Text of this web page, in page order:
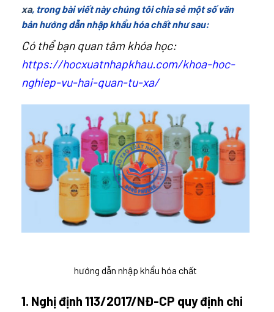
xa, trong bài viết này chúng tôi chia sẻ một số văn
bản hướng dẫn nhập khẩu hóa chất như sau:
Có thể bạn quan tâm khóa học:
https://hocxuatnhapkhau.com/khoa-hoc-
nghiep-vu-hai-quan-tu-xa/
hướng dẫn nhập khẩu hóa chất
1. Nghị định 113/2017/NĐ-CP quy định chi